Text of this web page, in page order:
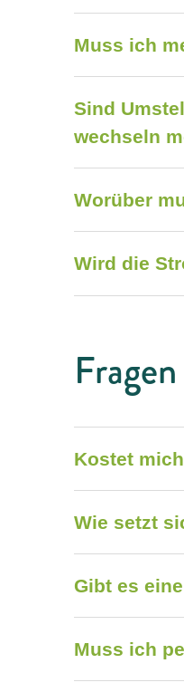
Muss ich
Sind
wechseln
Worüber
Wird die
Kostet
Wie setzt
Gibt es
Muss ich